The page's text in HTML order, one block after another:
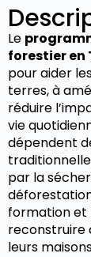
Le
forestier en
pour aider
terres, à
réduire
vie
dépendent
par la
formation et
reconstruire
leurs